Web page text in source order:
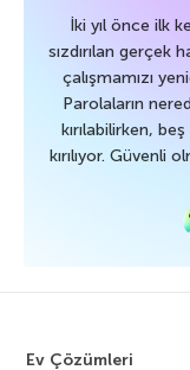
İki yıl önce ilk
sızdırılan gerçek
çalışmamızı
Parolaların
kırılabilirken,
kırılıyor. Güvenli
Ev Çözümleri